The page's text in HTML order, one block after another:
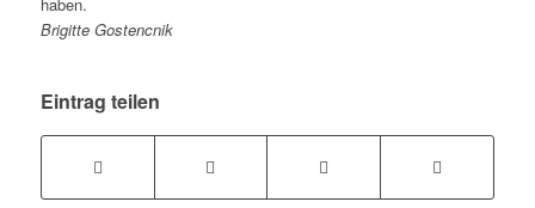
Brigitte Gostencnik
Eintrag teilen